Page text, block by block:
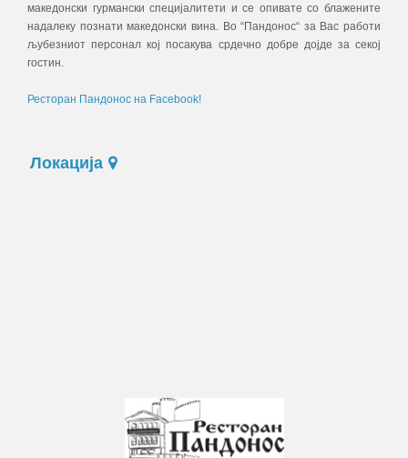
македонски гурмански специјалитети и се опивате со блажените
надалеку познати македонски вина. Во “Пандонос“ за Вас работи
љубезниот персонал кој посакува срдечно добре дојде за секој
гостин.
Ресторан Пандонос на Facebook!
Локација